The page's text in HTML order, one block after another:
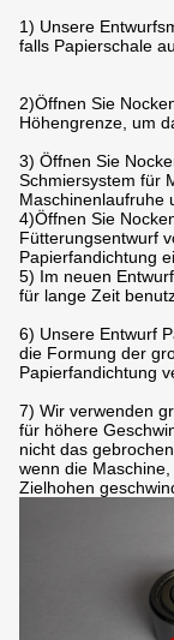
1) Unsere
falls Papierschale
2)Öffnen Sie
Höhengrenze, um
3) Öffnen Sie
Schmiersystem für
Maschinenlaufruhe
4)Öffnen Sie
Fütterungsentwurf
Papierfandichtung
5) Im neuen
für lange Zeit
6) Unsere Entwurf
die Formung der
Papierfandichtung
7) Wir verwenden
für höhere
nicht das
wenn die
Zielhohen